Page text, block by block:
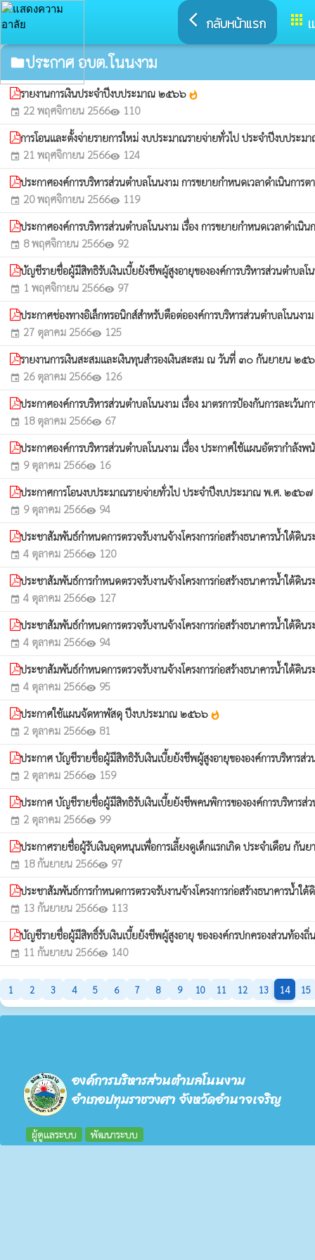
arrow_back_ios กลับหน้าแรก apps
folderประกาศ อบต.โนนงาม
รายงานการเงินประจำปีงบประมาณ ๒๕๖๖ whatshot
event 22 พฤศจิกายน 2566visibility 110
การโอนและตั้งจ่ายรายการใหม่ งบประมาณรายจ่ายทั่วไป ประจำปีงบปร
event 21 พฤศจิกายน 2566visibility 124
ประกาศองค์การบริหารส่วนตำบลโนนงาม การขยายกำหนดเวลาดำเนิ
event 20 พฤศจิกายน 2566visibility 119
ประกาศองค์การบริหารส่วนตำบลโนนงาม เรื่อง การขยายกำหนดเวลา
event 8 พฤศจิกายน 2566visibility 92
บัญชีรายชื่อผู้มีสิทธิรับเงินเบี้ยยังชีพผู้สูงอายุขององค์การบริหารส่วนตำ
event 1 พฤศจิกายน 2566visibility 97
ประกาศช่องทางอิเล็กทรอนิกส์สำหรับตือต่อองค์การบริหารส่วนตำบลโนนงา
event 27 ตุลาคม 2566visibility 125
รายงานการเงินสะสมและเงินทุนสำรองเงินสะสม ณ วันที่ ๓๐ กันยายน
event 26 ตุลาคม 2566visibility 126
ประกาศองค์การบริหารส่วนตำบลโนนงาม เรื่อง มาตรการป้องกันการละเ
event 18 ตุลาคม 2566visibility 67
ประกาศองค์การบริหารส่วนตำบลโนนงาม เรื่อง ประกาศใช้แผนอัตราก
event 9 ตุลาคม 2566visibility 16
ประกาศการโอนงบประมาณรายจ่ายทั่วไป ประจำปีงบประมาณ พ.ศ. ๒๕๖
event 9 ตุลาคม 2566visibility 94
ประชาสัมพันธ์กำหนดการตรวจรับงานจ้างโครงการก่อสร้างธนาคารน้ำใต้
event 4 ตุลาคม 2566visibility 120
ประชาสัมพันธ์การกำหนดตรวจรับงานจ้างโครงการก่อสร้างธนาคารน้ำใต้
event 4 ตุลาคม 2566visibility 127
ประชาสัมพันธ์กำหนดการตรวจรับงานจ้างโครงการก่อสร้างธนาคารน้ำใ
event 4 ตุลาคม 2566visibility 94
ประชาสัมพันธ์กำหนดการตรวจรับงานจ้างโครงการก่อสร้างธนาคารน้ำใ
event 4 ตุลาคม 2566visibility 95
ประกาศใช้แผนจัดหาพัสดุ ปีงบประมาณ ๒๕๖๖ whatshot
event 2 ตุลาคม 2566visibility 81
ประกาศ บัญชีรายชื่อผู้มีสิทธิรับเงินเบี้ยยังชีพผู้สูงอายุขององค์การบริหาร
event 2 ตุลาคม 2566visibility 159
ประกาศ บัญชีรายชื่อผู้มีสิทธิรับเงินเบี้ยยังชีพคนพิการขององค์การบริหา
event 2 ตุลาคม 2566visibility 99
ประกาศรายชื่อผู้รับเงินอุดหนุนเพื่อการเลี้ยงดูเด็กแรกเกิด ประจำเดือน กั
event 18 กันยายน 2566visibility 97
ประชาสัมพันธ์การกำหนดการตรวจรับงานจ้างโครงการก่อสร้างธนาคารน้
event 13 กันยายน 2566visibility 113
บัญชีรายชื่อผู้มีสิทธิ์รับเงินเบี้ยยังชีพผู้สูงอายุ ขององค์กรปกครองส่วนท้
event 11 กันยายน 2566visibility 140
1 2 3 4 5 6 7 8 9 10 11 12 13 14 15
องค์การบริหารส่วนตำบลโนนงาม
อำเภอปทุมราชวงศา จังหวัดอำนาจเจริญ
ผู้ดูแลระบบ พัฒนาระบบ